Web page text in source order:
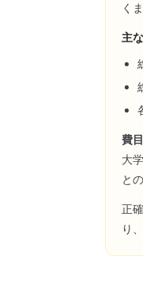
く
主
費
大
と
正
り